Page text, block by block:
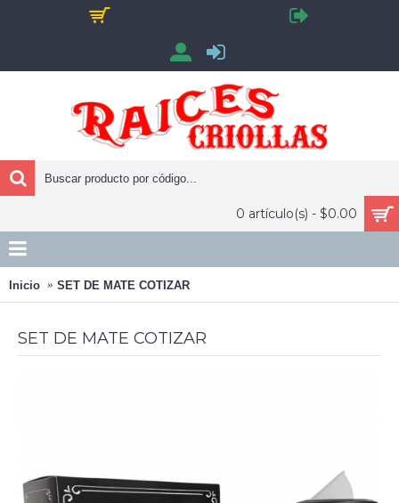
0 artículo(s) - $0.00
Inicio SET DE MATE COTIZAR
SET DE MATE COTIZAR